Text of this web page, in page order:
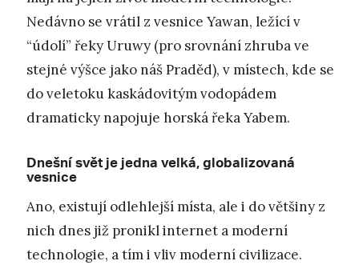
Nedávno se vrátil z vesnice Yawan, ležící v
“údolí” řeky Uruwy (pro srovnání zhruba ve
stejné výšce jako náš Praděd), v místech, kde se
do veletoku kaskádovitým vodopádem
dramaticky napojuje horská řeka Yabem.
Dnešní svět je jedna velká, globalizovaná
vesnice
Ano, existují odlehlejší místa, ale i do většiny z
nich dnes již pronikl internet a moderní
technologie, a tím i vliv moderní civilizace.